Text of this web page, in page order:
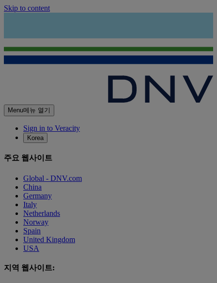
Skip to content
Menu메뉴 열기
Sign in to Veracity
Korea
주요 웹사이트
Global - DNV.com
China
Germany
Italy
Netherlands
Norway
Spain
United Kingdom
USA
지역 웹사이트: